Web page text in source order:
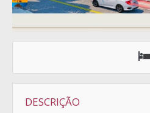
DESCRIÇÃO